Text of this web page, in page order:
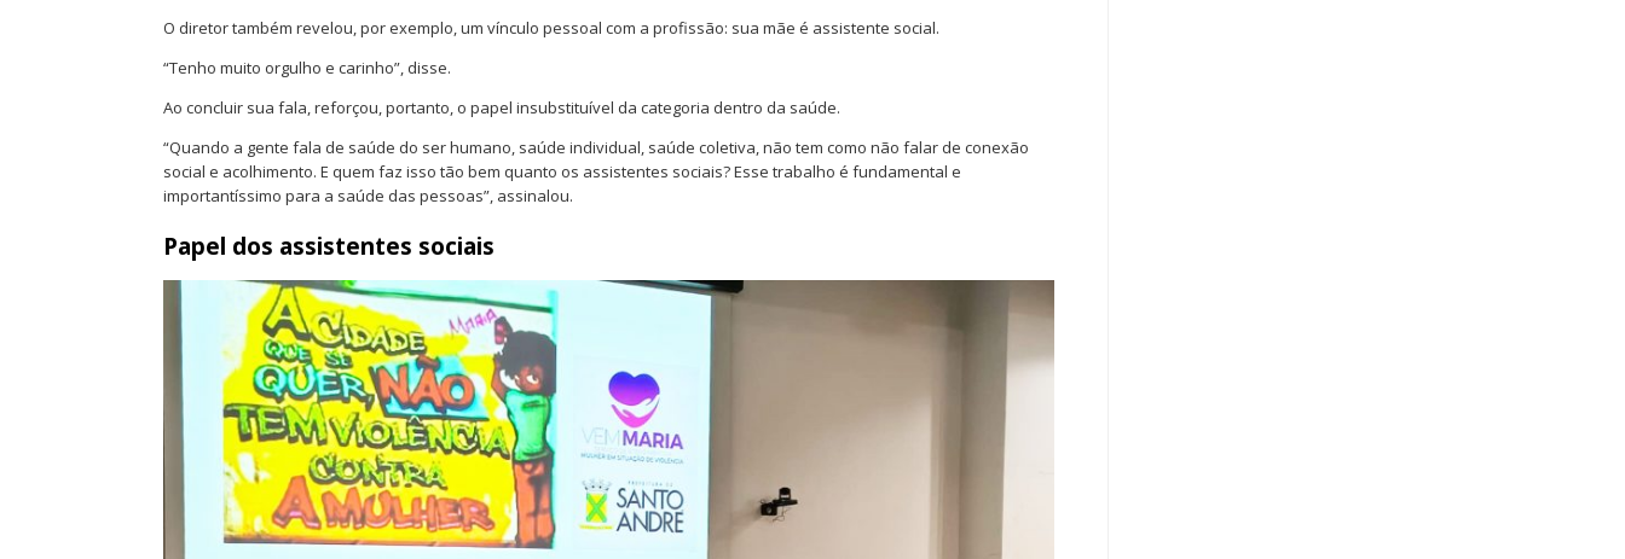
O diretor também revelou, por exemplo, um vínculo pessoal com a profissão: sua mãe é assistente social.
“Tenho muito orgulho e carinho”, disse.
Ao concluir sua fala, reforçou, portanto, o papel insubstituível da categoria dentro da saúde.
“Quando a gente fala de saúde do ser humano, saúde individual, saúde coletiva, não tem como não falar de conexão
social e acolhimento. E quem faz isso tão bem quanto os assistentes sociais? Esse trabalho é fundamental e
importantíssimo para a saúde das pessoas”, assinalou.
Papel dos assistentes sociais